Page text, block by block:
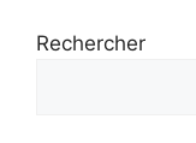
Rechercher